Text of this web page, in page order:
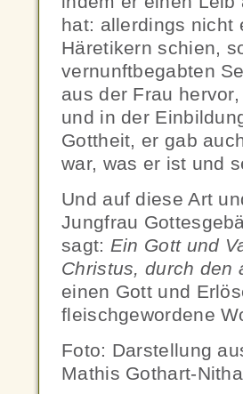
hat: allerdings nicht
Häretikern schien,
vernunftbegabten
aus der Frau
und in der
Gottheit, er gab
war, was er ist und
Und auf diese Art
Jungfrau
sagt: Ein Gott und
Christus, durch den
einen Gott und
fleischgewordene
Foto: Darstellung
Mathis Gothart-